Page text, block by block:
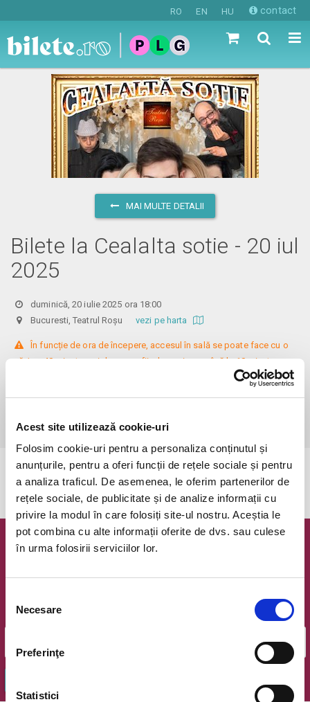
Acest site utilizează cookie-uri
Folosim cookie-uri pentru a personaliza conținutul și
anunțurile, pentru a oferi funcții de rețele sociale și pentru
a analiza traficul. De asemenea, le oferim partenerilor de
rețele sociale, de publicitate și de analize informații cu
privire la modul în care folosiți site-ul nostru. Aceștia le
pot combina cu alte informații oferite de dvs. sau culese
în urma folosirii serviciilor lor.
consimțământului
Necesare
Preferinţe
Statistici
RO EN HU contact
MAI MULTE DETALII
Bilete la Cealalta sotie - 20 iul
2025
duminică, 20 iulie 2025 ora 18:00
Bucuresti, Teatrul Roșu vezi pe harta
În funcție de ora de începere, accesul în sală se poate face cu o
oră / cu 40 minute mai devreme, fiind permis cu până la 10 minute
înainte de spectacol. Așezarea se realizează la mese de 2 (nr. limitat), 3
Informații suplimentare, la nr. de telefon 0773 825 249.
Evenimentul a expirat.
Newsletter @ Bilete.ro
Email